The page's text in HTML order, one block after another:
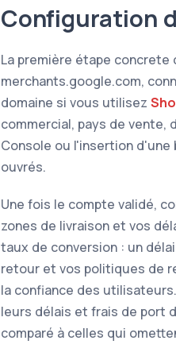
Configuration
La première étape
merchants.google.com,
domaine si vous utilisez
commercial, pays de vente,
Console ou l'insertion
ouvrés.
Une fois le compte validé,
zones de livraison et vos
taux de conversion : un
retour et vos politiques de
la confiance des
leurs délais et frais de port
comparé à celles qui